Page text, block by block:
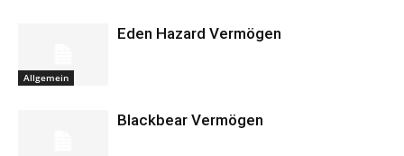
Allgemein
Eden Hazard Vermögen
Blackbear Vermögen